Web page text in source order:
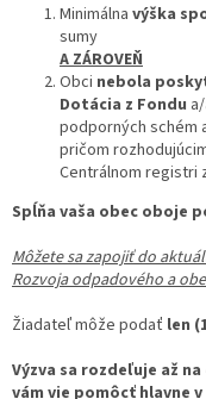
Minimálna výška
sumy
A ZÁROVEŇ
Obci nebola
Dotácia z Fondu
podporných schém
pričom
Centrálnom registri
Spĺňa vaša obec oboje
Môžete sa zapojiť do
Rozvoja odpadového a
Žiadateľ môže podať len
Výzva sa rozdeľuje až
vám vie pomôcť hlavne